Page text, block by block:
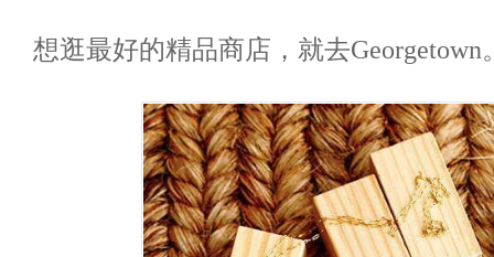
想逛最好的精品商店，就去Georgetown